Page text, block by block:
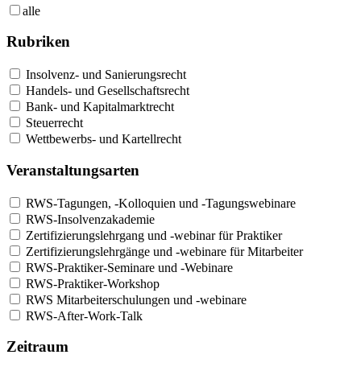
alle
Rubriken
Insolvenz- und Sanierungsrecht
Handels- und Gesellschaftsrecht
Bank- und Kapitalmarktrecht
Steuerrecht
Wettbewerbs- und Kartellrecht
Veranstaltungsarten
RWS-Tagungen, -Kolloquien und -Tagungswebinare
RWS-Insolvenzakademie
Zertifizierungslehrgang und -webinar für Praktiker
Zertifizierungslehrgänge und -webinare für Mitarbeiter
RWS-Praktiker-Seminare und -Webinare
RWS-Praktiker-Workshop
RWS Mitarbeiterschulungen und -webinare
RWS-After-Work-Talk
Zeitraum